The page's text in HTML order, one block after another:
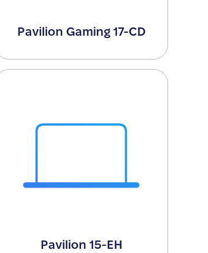
Pavilion Gaming 17-CD
Pavilion 15-EH